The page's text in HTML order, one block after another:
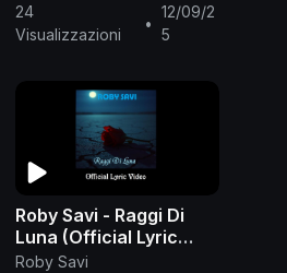
24
Visualizzazioni
•
12/09/2
5
Roby Savi - Raggi Di
Luna (Official Lyric
Video)
Roby Savi